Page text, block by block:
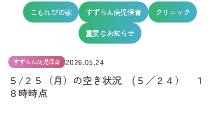
こもれびの家 すずらん病児保育 クリニック
重要なお知らせ
すずらん病児保育 2026.05.24
５/２５（月）の空き状況 (５／２４） １
８時時点